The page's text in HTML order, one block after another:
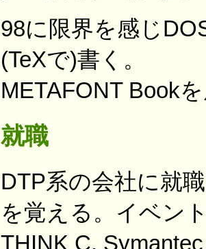
98に限界を感じ
(TeXで)書く。
METAFONT Book
就職
DTP系の会社に就
を覚える。イベン
THINK C,